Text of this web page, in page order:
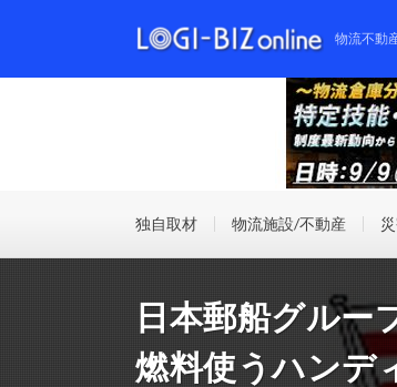
物流不動
独自取材 物流施設/不動産
日本郵船グルー
燃料使うハンデ